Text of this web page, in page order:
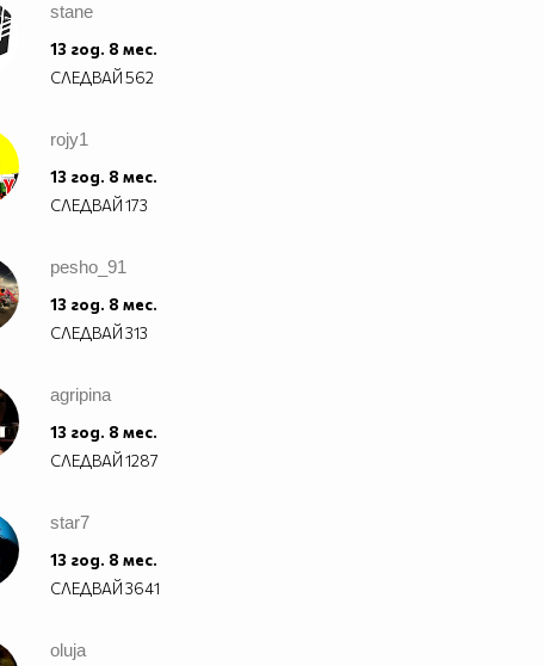
stane
13 год. 8 мес.
СЛЕДВАЙ562
rojy1
13 год. 8 мес.
СЛЕДВАЙ173
pesho_91
13 год. 8 мес.
СЛЕДВАЙ313
agripina
13 год. 8 мес.
СЛЕДВАЙ1287
star7
13 год. 8 мес.
СЛЕДВАЙ3641
oluja